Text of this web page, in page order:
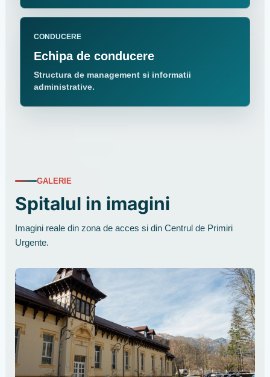
CONDUCERE
Echipa de conducere
Structura de management si informatii
administrative.
GALERIE
Spitalul in imagini
Imagini reale din zona de acces si din Centrul de Primiri
Urgente.